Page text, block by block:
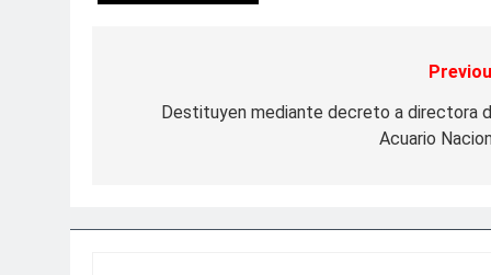
Destituyen mediante decreto a directora
Acuario